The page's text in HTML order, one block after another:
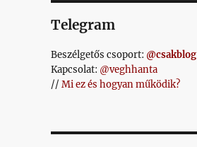
Telegram
Beszélgetős csoport: @csakblog
Kapcsolat: @veghhanta
// Mi ez és hogyan működik?